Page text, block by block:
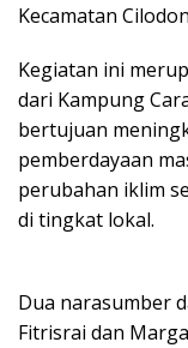
Kecamatan
Kegiatan ini
dari Kampung
bertujuan
pemberdayaan
perubahan iklim
di tingkat lokal.
Dua narasumber
Fitrisrai dan